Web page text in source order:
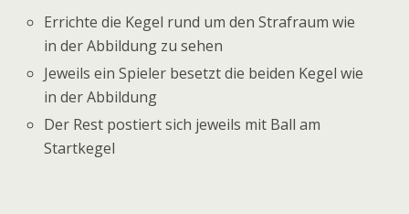
Errichte die Kegel rund um den Strafraum wie
in der Abbildung zu sehen
Jeweils ein Spieler besetzt die beiden Kegel wie
in der Abbildung
Der Rest postiert sich jeweils mit Ball am
Startkegel